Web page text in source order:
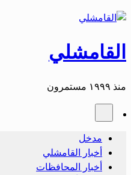
القامشلي
منذ ١٩٩٩ مستمرون
مدخل
أخبار القامشلي
أخبار المحافظات